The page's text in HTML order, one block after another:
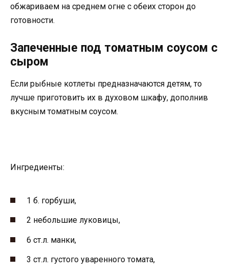
обжариваем на среднем огне с обеих сторон до
готовности.
Запеченные под томатным соусом с
сыром
Если рыбные котлеты предназначаются детям, то
лучше приготовить их в духовом шкафу, дополнив
вкусным томатным соусом.
Ингредиенты:
1 б. горбуши,
2 небольшие луковицы,
6 ст.л. манки,
3 ст.л. густого уваренного томата,